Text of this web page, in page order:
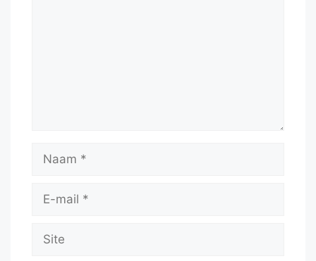
Naam
Site